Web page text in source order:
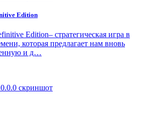
Edition
Edition– стратегическая игра в
которая предлагает нам вновь
и д…